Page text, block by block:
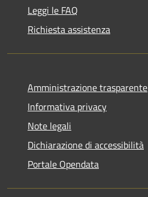
Leggi le FAQ
Richiesta assistenza
Amministrazione trasparente
Informativa privacy
Note legali
Dichiarazione di accessibilità
Portale Opendata